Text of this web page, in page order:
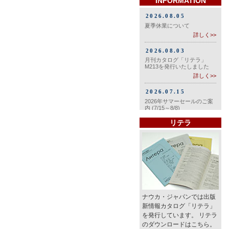
リテラ
ナウカ・ジャパンでは出版
新情報カタログ「リテラ」
を発行しています。 リテラ
のダウンロードはこちら。